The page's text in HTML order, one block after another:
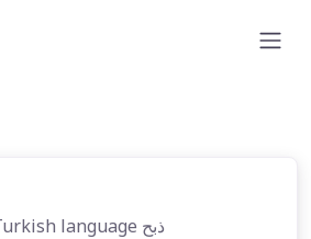
English-Ottoman Turkish language ذبح